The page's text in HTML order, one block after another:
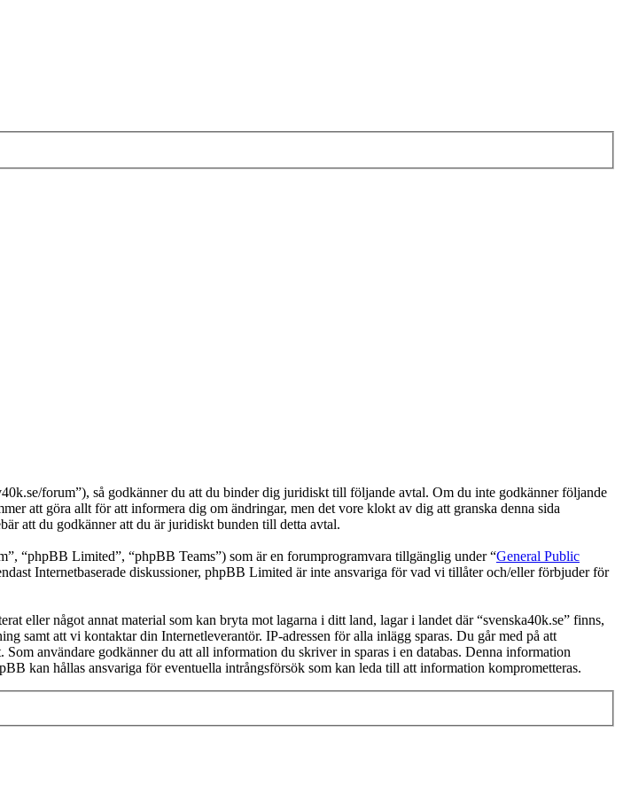
forum”), så godkänner du att du binder dig juridiskt till följande avtal. Om du inte godkänner följande
att göra allt för att informera dig om ändringar, men det vore klokt av dig att granska denna sida
att du godkänner att du är juridiskt bunden till detta avtal.
“phpBB Limited”, “phpBB Teams”) som är en forumprogramvara tillgänglig under “General Public
Internetbaserade diskussioner, phpBB Limited är inte ansvariga för vad vi tillåter och/eller förbjuder för
eller något annat material som kan bryta mot lagarna i ditt land, lagar i landet där “svenska40k.se” finns,
samt att vi kontaktar din Internetleverantör. IP-adressen för alla inlägg sparas. Du går med på att
användare godkänner du att all information du skriver in sparas i en databas. Denna information
kan hållas ansvariga för eventuella intrångsförsök som kan leda till att information komprometteras.